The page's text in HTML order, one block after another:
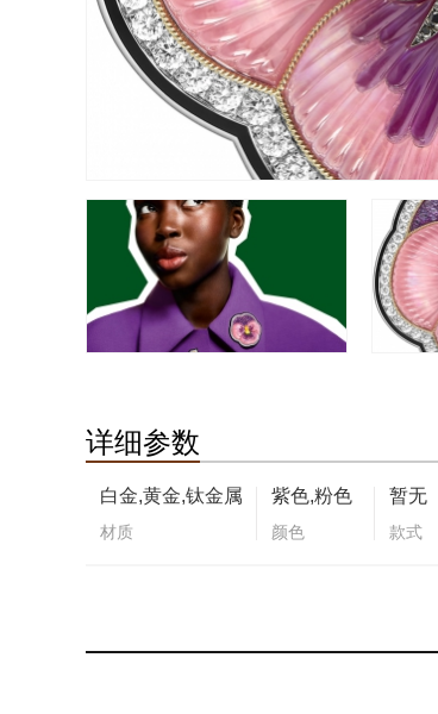
详细参数
白金,黄金,钛金属
材质
紫色,粉色
颜色
暂无
款式